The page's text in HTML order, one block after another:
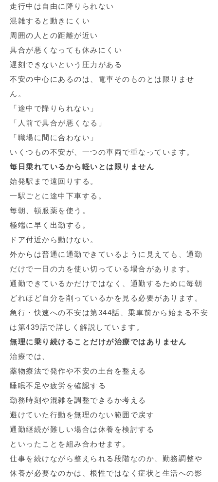
走行中は自由に降りられない
混雑すると動きにくい
周囲の人との距離が近い
具合が悪くなっても休みにくい
遅刻できないという圧力がある
不安の中心にあるのは、電車そのものとは限りませ
ん。
「途中で降りられない」
「人前で具合が悪くなる」
「職場に間に合わない」
いくつもの不安が、一つの車両で重なっています。
毎日乗れているから軽いとは限りません
始発駅まで遠回りする。
一駅ごとに途中下車する。
毎朝、頓服薬を使う。
極端に早く出勤する。
ドア付近から動けない。
外からは普通に通勤できているように見えても、通勤
だけで一日の力を使い切っている場合があります。
通勤できているかだけではなく、通勤するために毎朝
どれほど自分を削っているかを見る必要があります。
急行・快速への不安は第344話、乗車前から始まる不安
は第439話で詳しく解説しています。
無理に乗り続けることだけが治療ではありません
治療では、
薬物療法で発作や不安の土台を整える
睡眠不足や疲労を確認する
勤務時刻や混雑を調整できるか考える
避けていた行動を無理のない範囲で戻す
通勤継続が難しい場合は休養を検討する
といったことを組み合わせます。
仕事を続けながら整えられる段階なのか、勤務調整や
休養が必要なのかは、根性ではなく症状と生活への影